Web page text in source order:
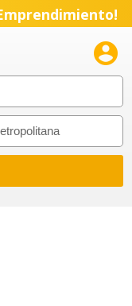
